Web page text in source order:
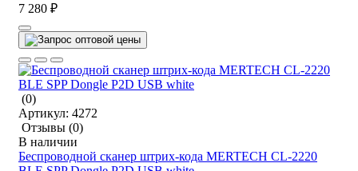
7 280 ₽
(0)
Артикул: 4272
Отзывы (0)
В наличии
Беспроводной сканер штрих-кода MERTECH CL-2220